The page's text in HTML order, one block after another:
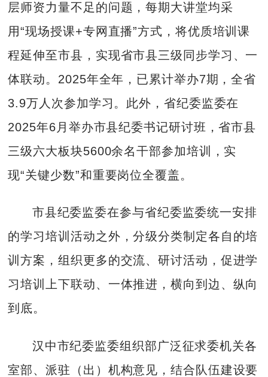
层师资力量不足的问题，每期大讲堂均采
用“现场授课+专网直播”方式，将优质培训课
程延伸至市县，实现省市县三级同步学习、一
体联动。2025年全年，已累计举办7期，全省
3.9万人次参加学习。此外，省纪委监委在
2025年6月举办市县纪委书记研讨班，省市县
三级六大板块5600余名干部参加培训，实
现“关键少数”和重要岗位全覆盖。
市县纪委监委在参与省纪委监委统一安排
的学习培训活动之外，分级分类制定各自的培
训方案，组织更多的交流、研讨活动，促进学
习培训上下联动、一体推进，横向到边、纵向
到底。
汉中市纪委监委组织部广泛征求委机关各
室部、派驻（出）机构意见，结合队伍建设要